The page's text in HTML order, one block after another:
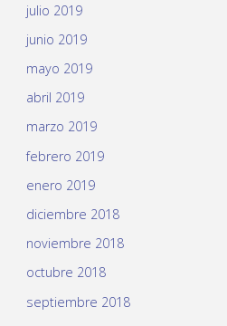
julio 2019
junio 2019
mayo 2019
abril 2019
marzo 2019
febrero 2019
enero 2019
diciembre 2018
noviembre 2018
octubre 2018
septiembre 2018